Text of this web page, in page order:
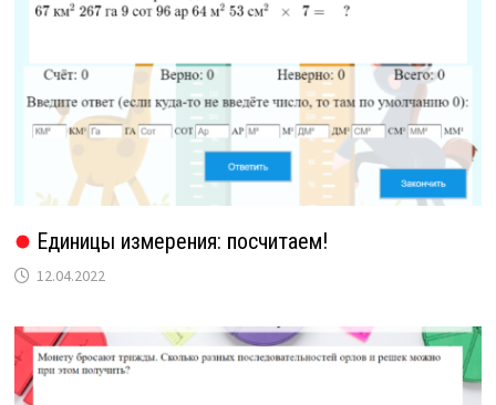
Единицы измерения: посчитаем!
12.04.2022